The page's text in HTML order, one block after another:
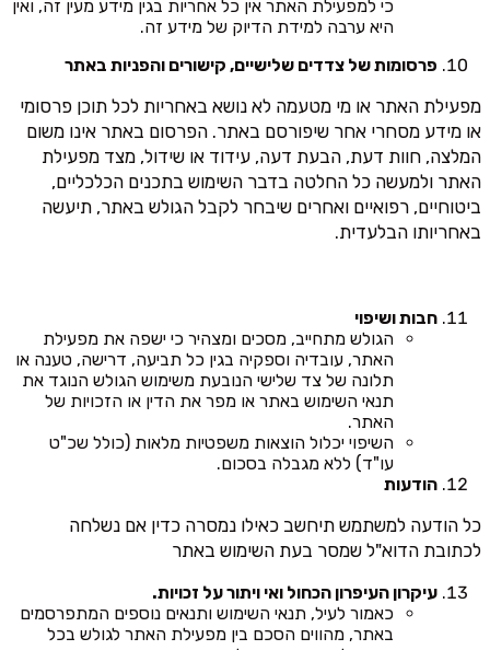
כי למפעילת האתר אין כל אחריות בגין מידע מעין זה, ואין
היא ערבה למידת הדיוק של מידע זה.
פרסומות של צדדים שלישיים, קישורים והפניות באתר
מפעילת האתר או מי מטעמה לא נושא באחריות לכל תוכן פרסומי
או מידע מסחרי אחר שיפורסם באתר. הפרסום באתר אינו משום
המלצה, חוות דעת, הבעת דעה, עידוד או שידול, מצד מפעילת
האתר ולמעשה כל החלטה בדבר השימוש בתכנים הכלכליים,
ביטוחיים, רפואיים ואחרים שיבחר לקבל הגולש באתר, תיעשה
באחריותו הבלעדית.
חבות ושיפוי
הגולש מתחייב, מסכים ומצהיר כי ישפה את מפעילת
האתר, עובדיה וספקיה בגין כל תביעה, דרישה, טענה או
תלונה של צד שלישי הנובעת משימוש הגולש הנוגד את
תנאי השימוש באתר או מפר את הדין או הזכויות של
האתר.
השיפוי יכלול הוצאות משפטיות מלאות (כולל שכ"ט
עו"ד) ללא מגבלה בסכום.
הודעות
כל הודעה למשתמש תיחשב כאילו נמסרה כדין אם נשלחה
לכתובת הדוא"ל שמסר בעת השימוש באתר
עיקרון העיפרון הכחול ואי ויתור על זכויות.
כאמור לעיל, תנאי השימוש ותנאים נוספים המתפרסמים
באתר, מהווים הסכם בין מפעילת האתר לגולש בכל